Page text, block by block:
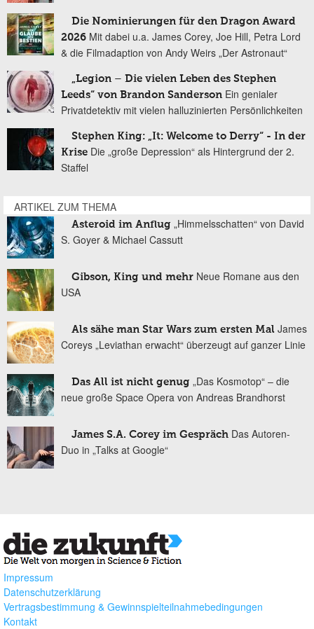
Die Nominierungen für den Dragon Award
2026 Mit dabei u.a. James Corey, Joe Hill, Petra Lord
& die Filmadaption von Andy Weirs „Der Astronaut“
„Legion – Die vielen Leben des Stephen
Leeds“ von Brandon Sanderson Ein genialer
Privatdetektiv mit vielen halluzinierten Persönlichkeiten
Stephen King: „It: Welcome to Derry“ - In der
Krise Die „große Depression“ als Hintergrund der 2.
Staffel
ARTIKEL ZUM THEMA
Asteroid im Anflug „Himmelsschatten“ von David
S. Goyer & Michael Cassutt
Gibson, King und mehr Neue Romane aus den
USA
Als sähe man Star Wars zum ersten Mal James
Coreys „Leviathan erwacht“ überzeugt auf ganzer Linie
Das All ist nicht genug „Das Kosmotop“ – die
neue große Space Opera von Andreas Brandhorst
James S.A. Corey im Gespräch Das Autoren-
Duo in „Talks at Google“
Impressum
Datenschutzerklärung
Vertragsbestimmung & Gewinnspielteilnahmebedingungen
Kontakt